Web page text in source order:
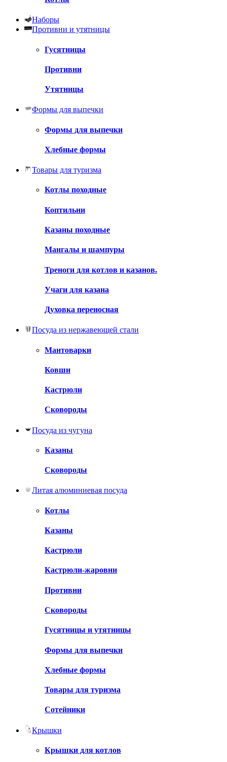
Наборы
Противни и утятницы
Гусятницы
Противни
Утятницы
Формы для выпечки
Формы для выпечки
Хлебные формы
Товары для туризма
Котлы походные
Коптильни
Казаны походные
Мангалы и шампуры
Треноги для котлов и казанов.
Учаги для казана
Духовка переносная
Посуда из нержавеющей стали
Мантоварки
Ковши
Кастрюли
Сковороды
Посуда из чугуна
Казаны
Сковороды
Литая алюминиевая посуда
Котлы
Казаны
Кастрюли
Кастрюли-жаровни
Противни
Сковороды
Гусятницы и утятницы
Формы для выпечки
Хлебные формы
Товары для туризма
Сотейники
Крышки
Крышки для котлов